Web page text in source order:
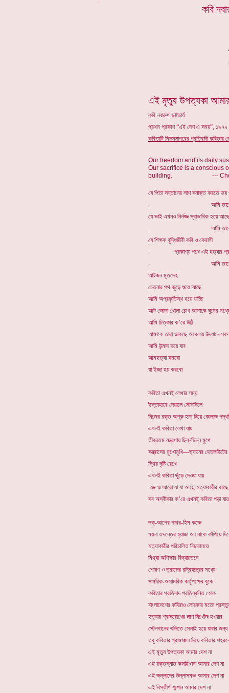
এই মৃত্যু উপত্যকা আমার
কবি নবারুণ ভট্টাচার্য
প্রথম প্রকাশ “এই দেশ এ সময়”,
কবিতাটি মিলনসাগরের প্রতিবাদী
Our freedom and its daily
Our sacrifice is a conscious
building. ---
যে পিতা সন্তানের লাশ সনাক্ত করতে ভয়
. আমি তাকে ঘৃণা
যে ভাই এখনও নির্লজ্জ স্বাভাবিক হয়ে আছে
. আমি তাকে ঘৃণা
যে শিক্ষক বুদ্ধিজীবী কবি ও কেরাণী
. প্রকাশ্য পথে এই হত্যার
. আমি তাকে ঘৃণা
আটজন মৃতদেহ
চেতনার পথ জুড়ে শুয়ে আছে
আমি অপ্রকৃতিস্থ হয়ে যাচ্ছি
আট জোড়া খোলা চোখ আমাকে ঘুমের
আমি চিত্কার ক’রে উঠি
আমাকে তারা ডাকছে অবেলায় উদ্যানে
আমি উন্মাদ হয়ে যাব
আত্মহত্যা করবো
যা ইচ্ছা হয় করবো
কবিতা এখনই লেখার সময়
ইস্তাহারে দেয়ালে স্টেনসিলে
নিজের রক্ত অশ্রু হাড় দিয়ে কোলাজ
এখনই কবিতা লেখা যায়
তীব্রতম যন্ত্রণায় ছিন্নভিন্ন মুখে
সন্ত্রাসের মুখোমুখি---ভ্যানের
স্থির দৃষ্টি রেখে
এখনই কবিতা ছুঁড়ে দেওয়া যায়
.৩৮ ও আরো যা যা আছে হত্যাকারীর কাছে
সব অস্বীকার ক’রে এখনই কবিতা পড়া যায়
লক্-আপের পাথর-হিম কক্ষে
ময়না তদন্তের হ্যাজা আলোকে কাঁপিয়ে
হত্যাকারীর পরিচালিত বিচারালয়ে
মিথ্যা অশিক্ষার বিদ্যায়তনে
শোষণ ও ত্রাসের রাষ্ট্রযন্ত্রের মধ্যে
সামরিক-অসামরিক কর্তৃপক্ষের বুকে
কবিতার প্রতিবাদ প্রতিধ্বনিত হোক
বাংলাদেশের কবিরাও লোরকার মতো
হত্যার শ্বাসরোধের লাশ নিখোঁজ হওয়ার
স্টেনগানের গুলিতে সেলাই হয়ে যাবার
তবু কবিতার গ্রামাঞ্চল দিয়ে কবিতার
এই মৃত্যু উপত্যকা আমার দেশ না
এই রক্তস্নাত কসাইখানা আমার দেশ না
এই জল্লাদের উল্লাসমঞ্চ আমার দেশ না
এই বিস্তীর্ণ শ্মশান আমার দেশ না
কবি